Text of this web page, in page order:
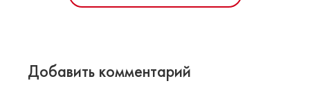
Добавить комментарий